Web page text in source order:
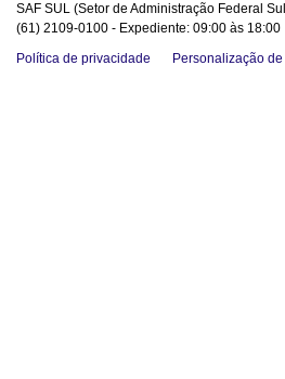
SAF SUL (Setor de Administração Federal
(61) 2109-0100 - Expediente: 09:00 às 18:00
Política de privacidade
Personalização